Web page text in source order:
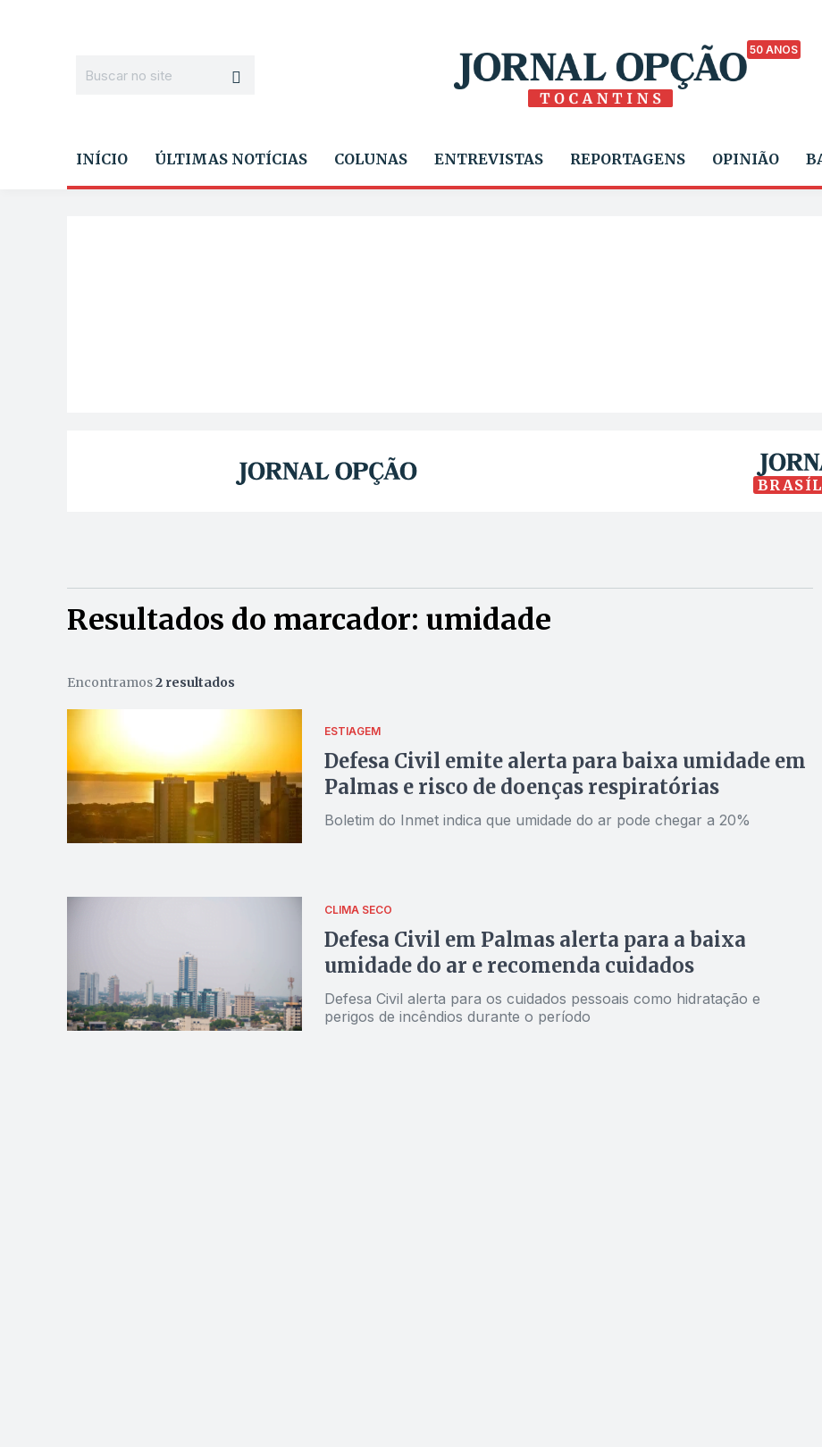
50 ANOS
INÍCIO ÚLTIMAS NOTÍCIAS COLUNAS ENTREVISTAS REPORTAGENS OPINIÃO
Resultados do marcador: umidade
Encontramos2 resultados
ESTIAGEM
Defesa Civil emite alerta para baixa umidade em
Palmas e risco de doenças respiratórias
Boletim do Inmet indica que umidade do ar pode chegar a 20%
CLIMA SECO
Defesa Civil em Palmas alerta para a baixa
umidade do ar e recomenda cuidados
Defesa Civil alerta para os cuidados pessoais como hidratação e
perigos de incêndios durante o período